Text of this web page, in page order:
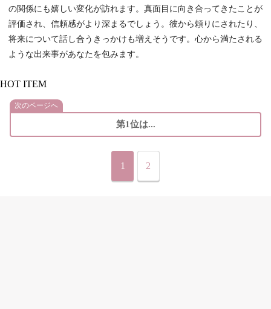
の関係にも嬉しい変化が訪れます。真面目に向き合ってきたことが
評価され、信頼感がより深まるでしょう。彼から頼りにされたり、
将来について話し合うきっかけも増えそうです。心から満たされる
ような出来事があなたを包みます。
HOT ITEM
次のページへ
第1位は...
1 2